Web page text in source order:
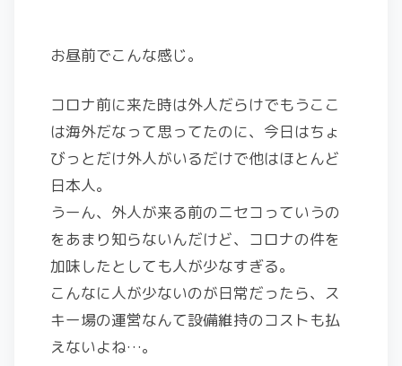
お昼前でこんな感じ。
コロナ前に来た時は外人だらけでもうここ
は海外だなって思ってたのに、今日はちょ
びっとだけ外人がいるだけで他はほとんど
日本人。
うーん、外人が来る前のニセコっていうの
をあまり知らないんだけど、コロナの件を
加味したとしても人が少なすぎる。
こんなに人が少ないのが日常だったら、ス
キー場の運営なんて設備維持のコストも払
えないよね…。